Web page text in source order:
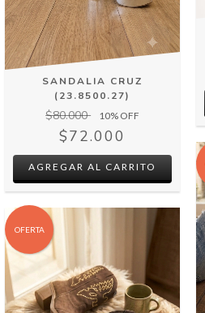
SANDALIA CRUZ
(23.8500.27)
$80.000 10% OFF
$72.000
AGREGAR AL CARRITO
OFERTA